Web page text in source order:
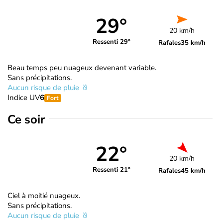
29°
Ressenti 29°
20 km/h
Rafales35 km/h
Beau temps peu nuageux devenant variable.
Sans précipitations.
Aucun risque de pluie
Indice UV6 Fort
Ce soir
22°
Ressenti 21°
20 km/h
Rafales45 km/h
Ciel à moitié nuageux.
Sans précipitations.
Aucun risque de pluie